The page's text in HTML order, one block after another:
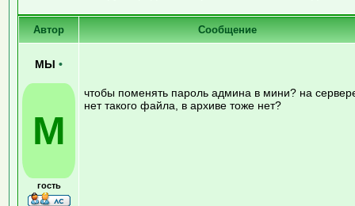
Автор Сообщение
МЫ •
М
гость
чтобы поменять пароль админа в мини? на
нет такого файла, в архиве тоже нет?